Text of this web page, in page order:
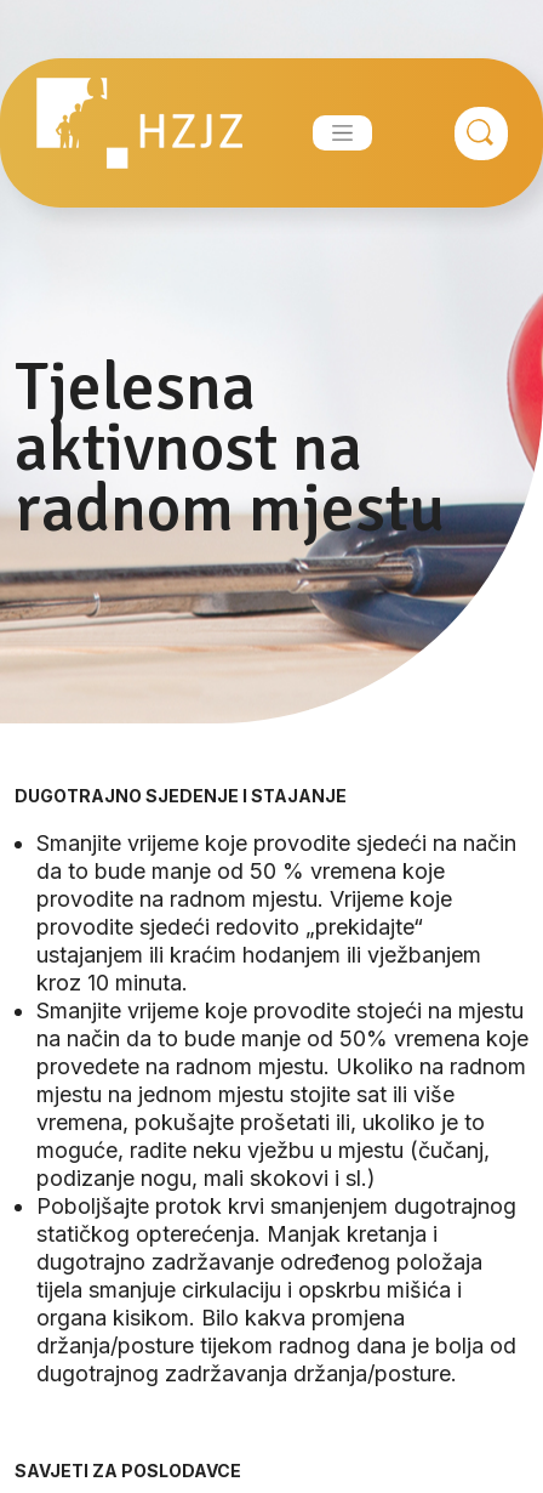
content
Tjelesna
aktivnost na
radnom mjestu
DUGOTRAJNO SJEDENJE I STAJANJE
Smanjite vrijeme koje provodite sjedeći na način
da to bude manje od 50 % vremena koje
provodite na radnom mjestu. Vrijeme koje
provodite sjedeći redovito „prekidajte“
ustajanjem ili kraćim hodanjem ili vježbanjem
kroz 10 minuta.
Smanjite vrijeme koje provodite stojeći na mjestu
na način da to bude manje od 50% vremena koje
provedete na radnom mjestu. Ukoliko na radnom
mjestu na jednom mjestu stojite sat ili više
vremena, pokušajte prošetati ili, ukoliko je to
moguće, radite neku vježbu u mjestu (čučanj,
podizanje nogu, mali skokovi i sl.)
Poboljšajte protok krvi smanjenjem dugotrajnog
statičkog opterećenja. Manjak kretanja i
dugotrajno zadržavanje određenog položaja
tijela smanjuje cirkulaciju i opskrbu mišića i
organa kisikom. Bilo kakva promjena
držanja/posture tijekom radnog dana je bolja od
dugotrajnog zadržavanja držanja/posture.
SAVJETI ZA POSLODAVCE